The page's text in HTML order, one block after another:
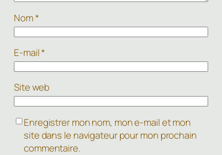
Nom*
E-mail*
Site web
Enregistrer mon nom, mon e-mail et mon
site dans le navigateur pour mon prochain
commentaire.